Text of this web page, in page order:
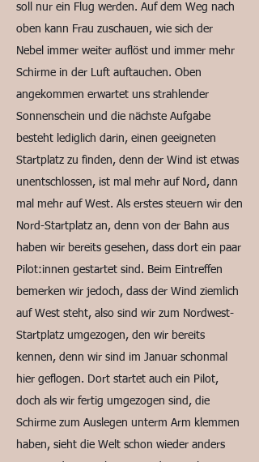
soll nur ein Flug werden. Auf dem Weg nach
oben kann Frau zuschauen, wie sich der
Nebel immer weiter auflöst und immer mehr
Schirme in der Luft auftauchen. Oben
angekommen erwartet uns strahlender
Sonnenschein und die nächste Aufgabe
besteht lediglich darin, einen geeigneten
Startplatz zu finden, denn der Wind ist etwas
unentschlossen, ist mal mehr auf Nord, dann
mal mehr auf West. Als erstes steuern wir den
Nord-Startplatz an, denn von der Bahn aus
haben wir bereits gesehen, dass dort ein paar
Pilot:innen gestartet sind. Beim Eintreffen
bemerken wir jedoch, dass der Wind ziemlich
auf West steht, also sind wir zum Nordwest-
Startplatz umgezogen, den wir bereits
kennen, denn wir sind im Januar schonmal
hier geflogen. Dort startet auch ein Pilot,
doch als wir fertig umgezogen sind, die
Schirme zum Auslegen unterm Arm klemmen
haben, sieht die Welt schon wieder anders